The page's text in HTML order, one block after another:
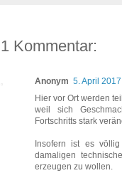
1 Kommentar:
Anonym 5. April
Hier vor Ort werden
weil sich
Fortschritts stark
Insofern ist es
damaligen
erzeugen zu wollen.